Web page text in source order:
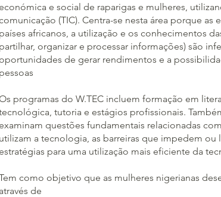
económica e social de raparigas e mulheres,
(TIC). Centra-se nesta área porque as
países africanos, a utilização e os conhecimentos
partilhar, organizar e processar informações) são
de gerar rendimentos e a
pessoas
programas do W.TEC incluem formação em
tutoria e estágios profissionais.
examinam questões fundamentais relacionadas
utilizam a tecnologia, as barreiras que impedem
estratégias para uma utilização mais eficiente da
como objetivo que as mulheres nigerianas
através de